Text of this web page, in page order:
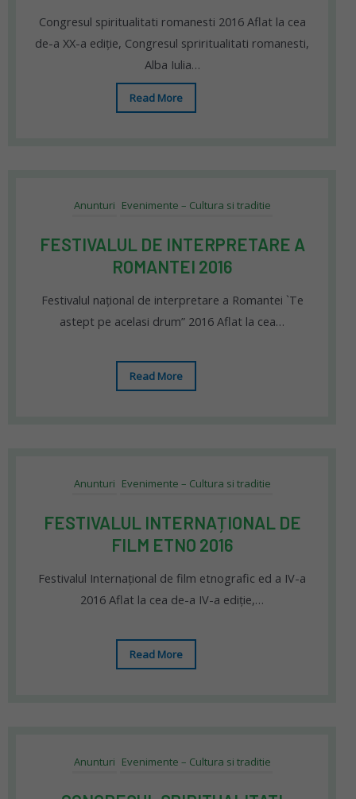
Congresul spiritualitati romanesti 2016 Aflat la cea
de-a XX-a ediție, Congresul spriritualitati romanesti,
Alba Iulia…
Read More
Anunturi Evenimente – Cultura si traditie
FESTIVALUL DE INTERPRETARE A
ROMANTEI 2016
Festivalul național de interpretare a Romantei `Te
astept pe acelasi drum” 2016 Aflat la cea…
Read More
Anunturi Evenimente – Cultura si traditie
FESTIVALUL INTERNAȚIONAL DE
FILM ETNO 2016
Festivalul Internațional de film etnografic ed a IV-a
2016 Aflat la cea de-a IV-a ediție,…
Read More
Anunturi Evenimente – Cultura si traditie